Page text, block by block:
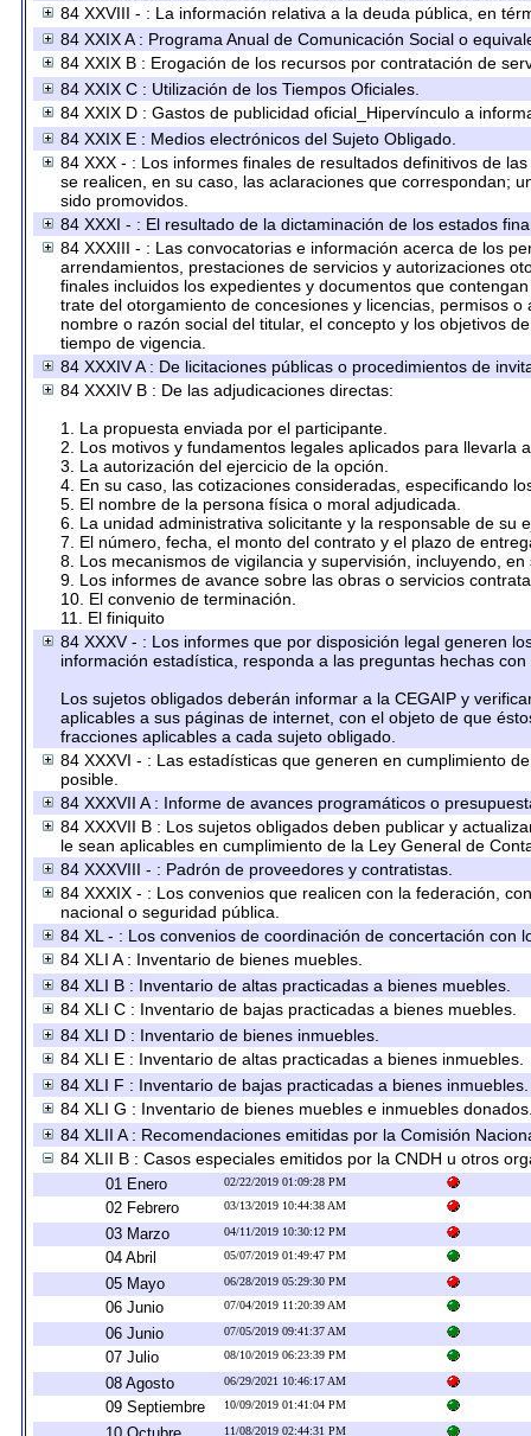
84 XXVIII - : La información relativa a la deuda pública, en
84 XXIX A : Programa Anual de Comunicación Social o
84 XXIX B : Erogación de los recursos por contratación de
84 XXIX C : Utilización de los Tiempos Oficiales.
84 XXIX D : Gastos de publicidad oficial_Hipervínculo a
84 XXIX E : Medios electrónicos del Sujeto Obligado.
84 XXX - : Los informes finales de resultados definitivos de
se realicen, en su caso, las aclaraciones que correspondan;
sido promovidos.
84 XXXI - : El resultado de la dictaminación de los estados
84 XXXIII - : Las convocatorias e información acerca de los
arrendamientos, prestaciones de servicios y autorizaciones
finales incluidos los expedientes y documentos que
trate del otorgamiento de concesiones y licencias, permisos
nombre o razón social del titular, el concepto y los objetivos
tiempo de vigencia.
84 XXXIV A : De licitaciones públicas o procedimientos de
84 XXXIV B : De las adjudicaciones directas:
1. La propuesta enviada por el participante.
2. Los motivos y fundamentos legales aplicados para llevarla
3. La autorización del ejercicio de la opción.
4. En su caso, las cotizaciones consideradas, especificando
5. El nombre de la persona física o moral adjudicada.
6. La unidad administrativa solicitante y la responsable de su
7. El número, fecha, el monto del contrato y el plazo de
8. Los mecanismos de vigilancia y supervisión, incluyendo,
9. Los informes de avance sobre las obras o servicios
10. El convenio de terminación.
11. El finiquito
84 XXXV - : Los informes que por disposición legal generen
información estadística, responda a las preguntas hechas
Los sujetos obligados deberán informar a la CEGAIP y
aplicables a sus páginas de internet, con el objeto de que
fracciones aplicables a cada sujeto obligado.
84 XXXVI - : Las estadísticas que generen en cumplimiento
posible.
84 XXXVII A : Informe de avances programáticos o
84 XXXVII B : Los sujetos obligados deben publicar y
le sean aplicables en cumplimiento de la Ley General de
84 XXXVIII - : Padrón de proveedores y contratistas.
84 XXXIX - : Los convenios que realicen con la federación,
nacional o seguridad pública.
84 XL - : Los convenios de coordinación de concertación con
84 XLI A : Inventario de bienes muebles.
84 XLI B : Inventario de altas practicadas a bienes muebles.
84 XLI C : Inventario de bajas practicadas a bienes muebles.
84 XLI D : Inventario de bienes inmuebles.
84 XLI E : Inventario de altas practicadas a bienes inmuebles.
84 XLI F : Inventario de bajas practicadas a bienes inmuebles.
84 XLI G : Inventario de bienes muebles e inmuebles
84 XLII A : Recomendaciones emitidas por la Comisión
84 XLII B : Casos especiales emitidos por la CNDH u otros
01 Enero 02/22/2019 01:09:28 PM
02 Febrero 03/13/2019 10:44:38 AM
03 Marzo 04/11/2019 10:30:12 PM
04 Abril 05/07/2019 01:49:47 PM
05 Mayo 06/28/2019 05:29:30 PM
06 Junio 07/04/2019 11:20:39 AM
06 Junio 07/05/2019 09:41:37 AM
07 Julio 08/10/2019 06:23:39 PM
08 Agosto 06/29/2021 10:46:17 AM
09 Septiembre 10/09/2019 01:41:04 PM
11/08/2019 02:44:31 PM